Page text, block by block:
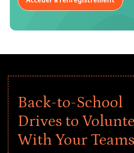
expérience disparate à la fois
Back-to-School
Drives to
With Your Teams